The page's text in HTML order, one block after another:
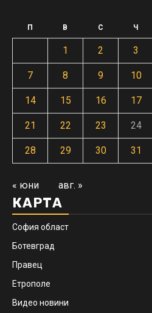
П В С Ч
1 2 3
7 8 9 10
14 15 16 17
21 22 23 24
28 29 30 31
« юни авг. »
КАРТА
София област
Ботевград
Правец
Етрополе
Видео новини